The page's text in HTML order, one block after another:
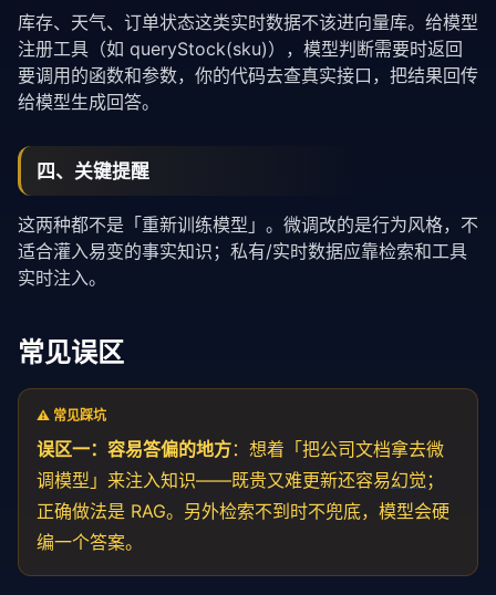
库存、天气、订单状态这类实时数据不该进向量库。给模型
注册工具（如 queryStock(sku)），模型判断需要时返回
要调用的函数和参数，你的代码去查真实接口，把结果回传
给模型生成回答。
四、关键提醒
这两种都不是「重新训练模型」。微调改的是行为风格，不
适合灌入易变的事实知识；私有/实时数据应靠检索和工具
实时注入。
常见误区
⚠️ 常见踩坑
误区一：容易答偏的地方：想着「把公司文档拿去微
调模型」来注入知识——既贵又难更新还容易幻觉 ；
正确做法是 RAG。另外检索不到时不兜底，模型会硬
编一个答案。